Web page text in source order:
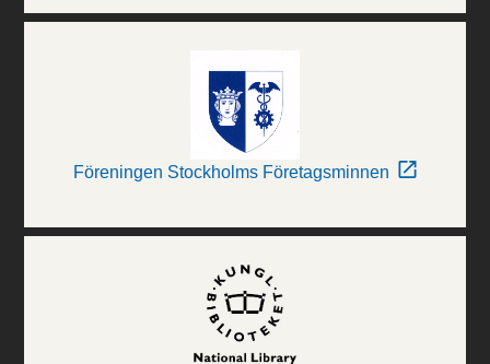
Föreningen Stockholms Företagsminnen